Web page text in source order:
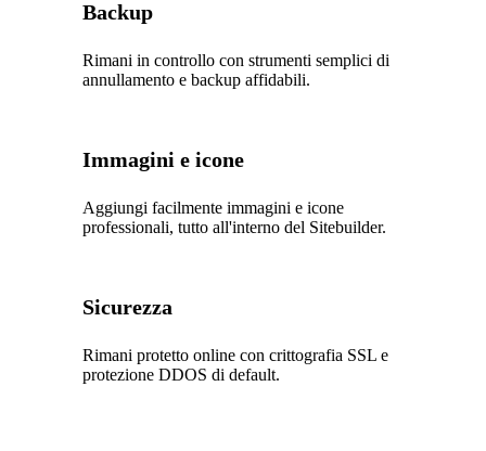
Backup
Rimani in controllo con strumenti semplici di
annullamento e backup affidabili.
Immagini e icone
Aggiungi facilmente immagini e icone
professionali, tutto all'interno del Sitebuilder.
Sicurezza
Rimani protetto online con crittografia SSL e
protezione DDOS di default.